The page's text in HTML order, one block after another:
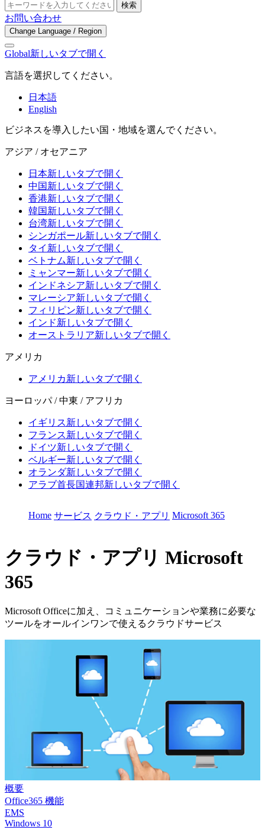
検索
お問い合わせ
Change Language / Region
Global新しいタブで開く
言語を選択してください。
日本語
English
ビジネスを導入したい国・地域を選んでください。
アジア / オセアニア
日本新しいタブで開く
中国新しいタブで開く
香港新しいタブで開く
韓国新しいタブで開く
台湾新しいタブで開く
シンガポール新しいタブで開く
タイ 新しいタブで開く
ベトナム新しいタブで開く
ミャンマー新しいタブで開く
インドネシア新しいタブで開く
マレーシア新しいタブで開く
フィリピン新しいタブで開く
インド新しいタブで開く
オーストラリア新しいタブで開く
アメリカ
アメリカ新しいタブで開く
ヨーロッパ / 中東 / アフリカ
イギリス新しいタブで開く
フランス新しいタブで開く
ドイツ新しいタブで開く
ベルギー新しいタブで開く
オランダ新しいタブで開く
アラブ首長国連邦新しいタブで開く
Home サービス クラウド・アプリ Microsoft 365
クラウド・アプリ Microsoft
365
Microsoft Officeに加え、コミュニケーションや業務に必要な
ツールをオールインワンで使えるクラウドサービス
概要
Office365 機能
EMS
Windows 10